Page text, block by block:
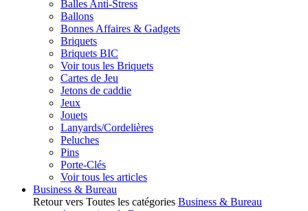
Balles Anti-Stress
Ballons
Bonnes Affaires & Gadgets
Briquets
Briquets BIC
Voir tous les Briquets
Cartes de Jeu
Jetons de caddie
Jeux
Jouets
Lanyards/Cordelières
Peluches
Pins
Porte-Clés
Voir tous les articles
Business & Bureau
Retour vers Toutes les catégories Business & Bureau